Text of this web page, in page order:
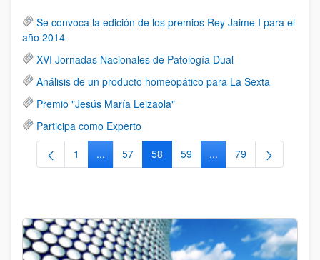
Se convoca la edición de los premios Rey Jaime I para el
año 2014
XVI Jornadas Nacionales de Patología Dual
Análisis de un producto homeopático para La Sexta
Premio "Jesús María Leizaola"
Participa como Experto
Página
1 ...Páginas intermedias Use TAB para desplazarse.
Página
57 Página
58 Página
59 ...Páginas intermedias
Página
79